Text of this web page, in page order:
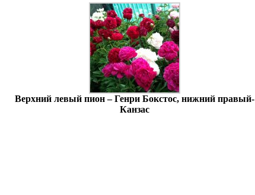
Верхний левый пион – Генри Бокстос, нижний правый-
Канзас